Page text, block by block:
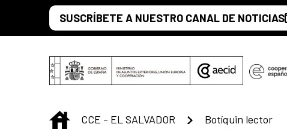
Saltar al contenido principal
SUSCRÍBETE A NUESTRO CANAL DE NOTICIAS
INICIO
CCE - EL SALVADOR Botíquin lector